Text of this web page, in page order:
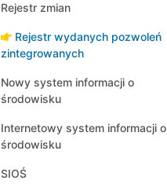
Rejestr zmian
Rejestr wydanych pozwoleń
zintegrowanych
Nowy system informacji o
środowisku
Internetowy system informacji o
środowisku
SIOŚ